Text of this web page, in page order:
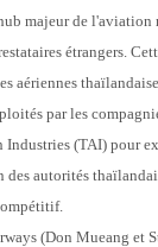
majeur de
étrangers.
par les
(TAI) pour
autorités
(Don Mueang